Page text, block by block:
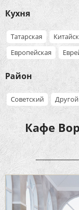
Кухня
Татарская
Европейская
Район
Советский Другой
Кафе